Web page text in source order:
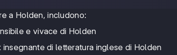
a Holden, includono:
e vivace di Holden
di letteratura inglese di Holden